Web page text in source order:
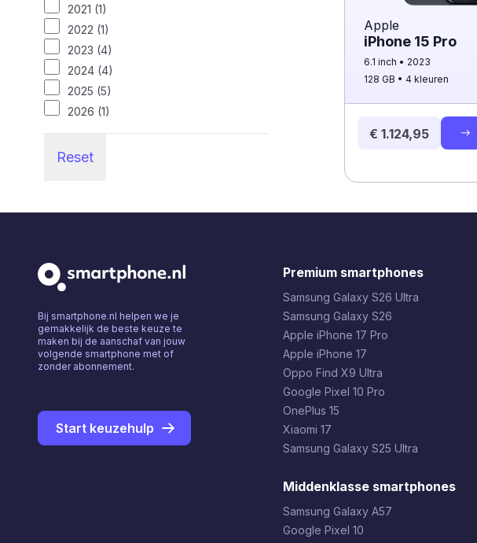
2021 (1)
2022 (1)
2023 (4)
2024 (4)
2025 (5)
2026 (1)
Reset
Apple
iPhone 15 Pro
6.1 inch
2023
128 GB
4 kleuren
€ 1.124,95
Bij smartphone.nl helpen we je
gemakkelijk de beste keuze te
maken bij de aanschaf van jouw
volgende smartphone met of
zonder abonnement.
Start keuzehulp
Premium smartphones
Samsung Galaxy S26 Ultra
Samsung Galaxy S26
Apple iPhone 17 Pro
Apple iPhone 17
Oppo Find X9 Ultra
Google Pixel 10 Pro
OnePlus 15
Xiaomi 17
Samsung Galaxy S25 Ultra
Middenklasse smartphones
Samsung Galaxy A57
Google Pixel 10